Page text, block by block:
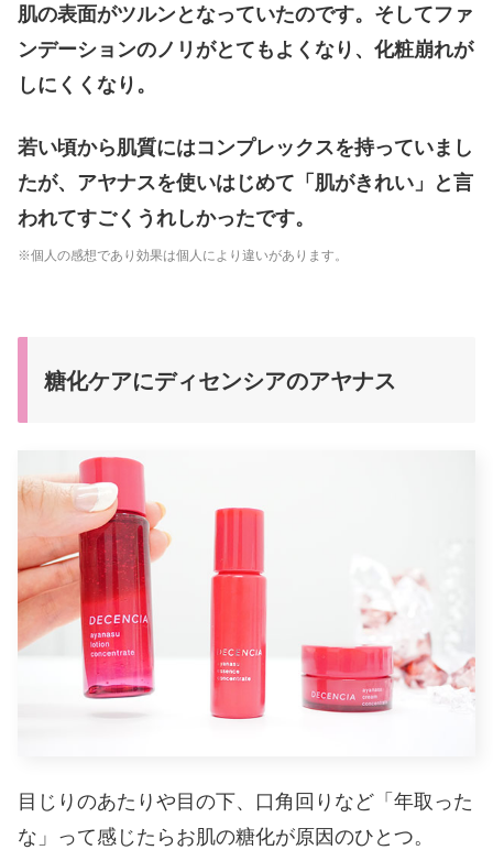
肌の表面がツルンとなっていたのです。そしてファ
ンデーションのノリがとてもよくなり、化粧崩れが
しにくくなり。
若い頃から肌質にはコンプレックスを持っていまし
たが、アヤナスを使いはじめて「肌がきれい」と言
われてすごくうれしかったです。
※個人の感想であり効果は個人により違いがあります。
糖化ケアにディセンシアのアヤナス
目じりのあたりや目の下、口角回りなど「年取った
な」って感じたらお肌の糖化が原因のひとつ。